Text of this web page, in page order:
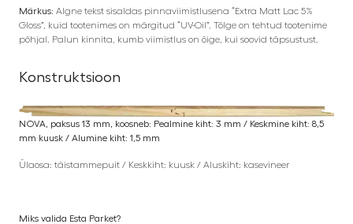
Märkus: Algne tekst sisaldas pinnaviimistlusena “Extra Matt Lac 5%
Gloss”, kuid tootenimes on märgitud “UV-Oil”. Tõlge on tehtud tootenime
põhjal. Palun kinnita, kumb viimistlus on õige, kui soovid täpsustust.
Konstruktsioon
NOVA, paksus 13 mm, koosneb: Pealmine kiht: 3 mm / Keskmine kiht: 8,5
mm kuusk / Alumine kiht: 1,5 mm
Ülaosa: täistammepuit / Keskkiht: kuusk / Aluskiht: kasevineer
Miks valida Esta Parket?